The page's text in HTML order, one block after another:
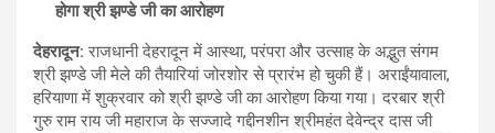
होगा श्री झण्डे जी का आरोहण
देहरादून: राजधानी देहरादून में आस्था, परंपरा और उत्साह के अद्भुत संगम
श्री झण्डे जी मेले की तैयारियां जोरशोर से प्रारंभ हो चुकी हैं। अराईंयावाला,
हरियाणा में शुक्रवार को श्री झण्डे जी का आरोहण किया गया। दरबार श्री
गुरु राम राय जी महाराज के सज्जादे गद्दीनशीन श्रीमहंत देवेन्द्र दास जी